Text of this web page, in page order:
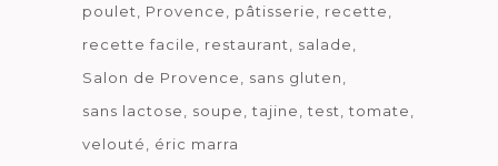
poulet
Provence pâtisserie
recette
recette facile
restaurant
salade
Salon de Provence
sans gluten
sans lactose
soupe tajine test
tomate
velouté
éric marra